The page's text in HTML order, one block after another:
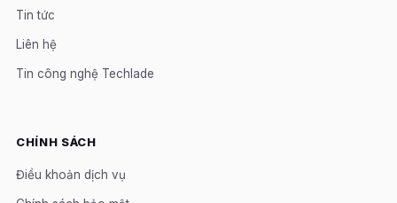
Tin tức
Liên hệ
Tin công nghệ Techlade
CHÍNH SÁCH
Điều khoản dịch vụ